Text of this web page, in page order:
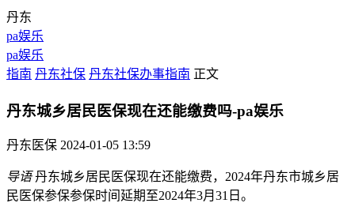
丹东
pa娱乐
pa娱乐
指南 丹东社保 丹东社保办事指南 正文
丹东城乡居民医保现在还能缴费吗-pa娱乐
丹东医保 2024-01-05 13:59
导语丹东城乡居民医保现在还能缴费，2024年丹东市城乡居
民医保参保参保时间延期至2024年3月31日。